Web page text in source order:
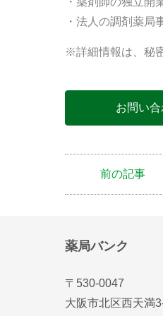
・法人の調剤薬局
※詳細情報は、秘
お問い
前の記事
薬局バンク
〒530-0047
大阪市北区西天